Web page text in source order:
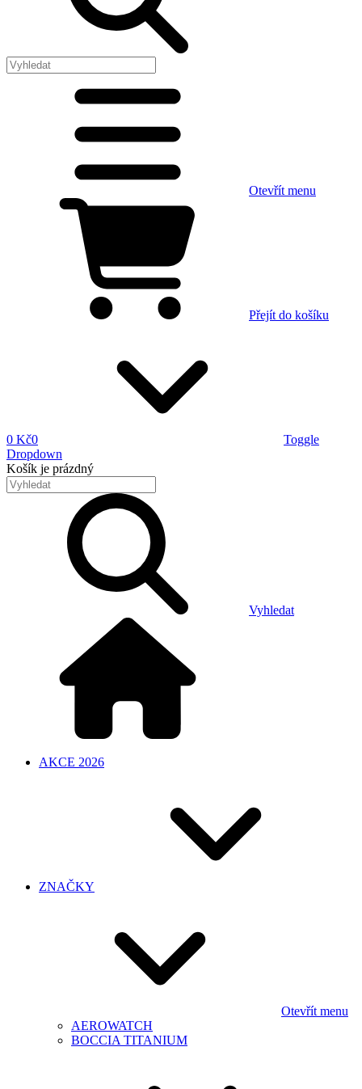
Otevřít menu
Přejít do košíku
0 Kč0
Toggle
Dropdown
Košík je prázdný
Vyhledat
AKCE 2026
ZNAČKY
Otevřít menu
AEROWATCH
BOCCIA TITANIUM